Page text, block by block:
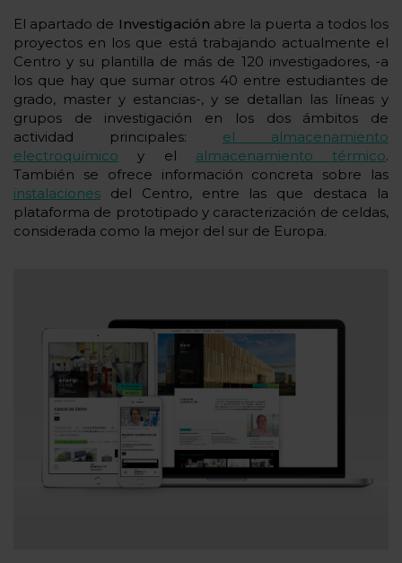
El apartado de Investigación abre la puerta a todos los
proyectos en los que está trabajando actualmente el
Centro y su plantilla de más de 120 investigadores, -a
los que hay que sumar otros 40 entre estudiantes de
grado, master y estancias-, y se detallan las líneas y
grupos de investigación en los dos ámbitos de
actividad principales: el almacenamiento
electroquímico y el almacenamiento térmico.
También se ofrece información concreta sobre las
instalaciones del Centro, entre las que destaca la
plataforma de prototipado y caracterización de celdas,
considerada como la mejor del sur de Europa.